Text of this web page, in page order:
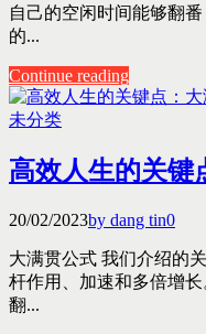
自己的空闲时间能够翻
的...
Continue reading
未分类
高效人生的关键
20/02/2023by dang tin0
大满贯公式 我们介绍的
杆作用、加速和多倍增
翻...